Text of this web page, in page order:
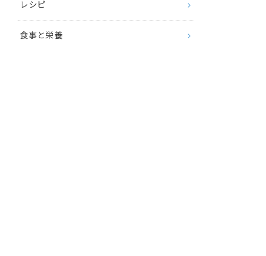
レシピ
食事と栄養